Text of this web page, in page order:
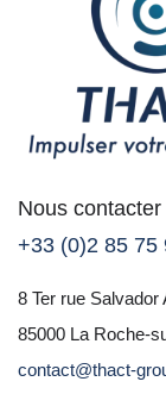
Nous contacter
+33 (0)2 85 75
8 Ter rue Salvador
85000 La Roche-
contact@thact-